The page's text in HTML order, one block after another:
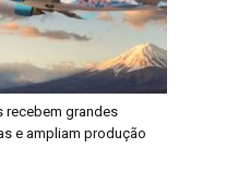
recebem grandes
e ampliam produção